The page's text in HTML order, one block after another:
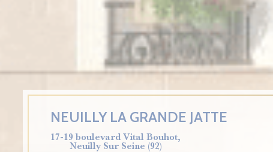
NEUILLY LA GRANDE JATTE
17-19 boulevard Vital Bouhot,
Neuilly Sur Seine (92)